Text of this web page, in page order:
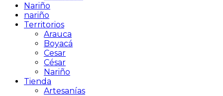
Nariño
nariño
Territorios
Arauca
Boyacá
Cesar
César
Nariño
Tienda
Artesanías